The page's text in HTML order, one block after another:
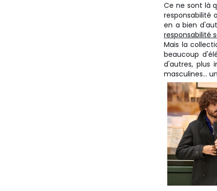
Ce ne sont là
responsabilité
en a bien
responsabilité
Mais la
beaucoup
d'autres, plus
masculines...